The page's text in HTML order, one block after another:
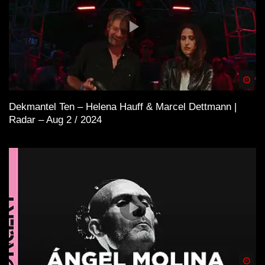
Dekmantel Ten – Helena Hauff & Marcel Dettmann |
Radar – Aug 2 / 2024